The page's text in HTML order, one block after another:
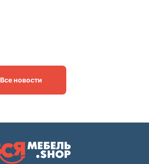
Все новости